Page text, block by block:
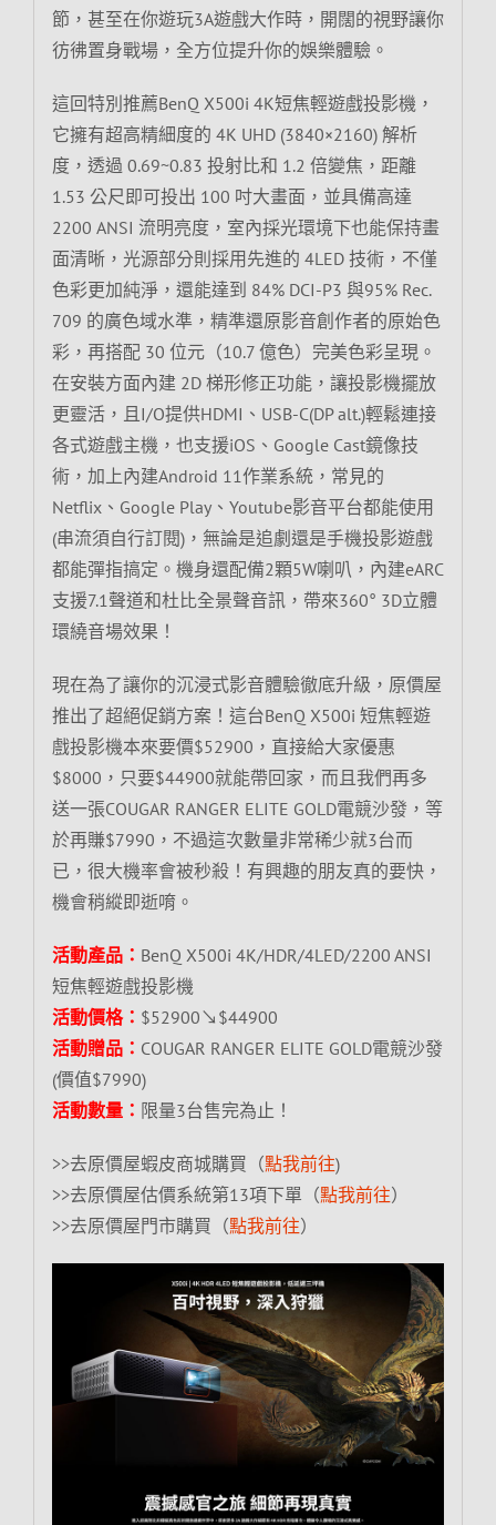
節，甚至在你遊玩3A遊戲大作時，開闊的視野讓你
彷彿置身戰場，全方位提升你的娛樂體驗。
這回特別推薦BenQ X500i 4K短焦輕遊戲投影機，
它擁有超高精細度的 4K UHD (3840×2160) 解析
度，透過 0.69~0.83 投射比和 1.2 倍變焦，距離
1.53 公尺即可投出 100 吋大畫面，並具備高達
2200 ANSI 流明亮度，室內採光環境下也能保持畫
面清晰，光源部分則採用先進的 4LED 技術，不僅
色彩更加純淨，還能達到 84% DCI-P3 與95% Rec.
709 的廣色域水準，精準還原影音創作者的原始色
彩，再搭配 30 位元（10.7 億色）完美色彩呈現。
在安裝方面內建 2D 梯形修正功能，讓投影機擺放
更靈活，且I/O提供HDMI、USB-C(DP alt.)輕鬆連接
各式遊戲主機，也支援iOS、Google Cast鏡像技
術，加上內建Android 11作業系統，常見的
Netflix、Google Play、Youtube影音平台都能使用
(串流須自行訂閱)，無論是追劇還是手機投影遊戲
都能彈指搞定。機身還配備2顆5W喇叭，內建eARC
支援7.1聲道和杜比全景聲音訊，帶來360° 3D立體
環繞音場效果！
現在為了讓你的沉浸式影音體驗徹底升級，原價屋
推出了超絕促銷方案！這台BenQ X500i 短焦輕遊
戲投影機本來要價$52900，直接給大家優惠
$8000，只要$44900就能帶回家，而且我們再多
送一張COUGAR RANGER ELITE GOLD電競沙發，等
於再賺$7990，不過這次數量非常稀少就3台而
已，很大機率會被秒殺！有興趣的朋友真的要快，
機會稍縱即逝唷。
活動產品： BenQ X500i 4K/HDR/4LED/2200 ANSI
短焦輕遊戲投影機
活動價格： $52900↘$44900
活動贈品： COUGAR RANGER ELITE GOLD電競沙發
(價值$7990)
活動數量： 限量3台售完為止！
>>去原價屋蝦皮商城購買（點我前往)
>>去原價屋估價系統第13項下單（點我前往）
>>去原價屋門市購買（點我前往）